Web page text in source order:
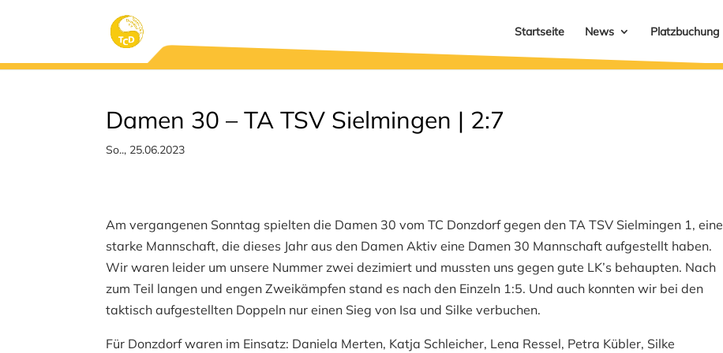
Startseite News Platzbuchung
Damen 30 – TA TSV Sielmingen | 2:7
So.., 25.06.2023
Am vergangenen Sonntag spielten die Damen 30 vom TC Donzdorf gegen den TA TSV Sielmingen 1, eine
starke Mannschaft, die dieses Jahr aus den Damen Aktiv eine Damen 30 Mannschaft aufgestellt haben.
Wir waren leider um unsere Nummer zwei dezimiert und mussten uns gegen gute LK’s behaupten. Nach
zum Teil langen und engen Zweikämpfen stand es nach den Einzeln 1:5. Und auch konnten wir bei den
taktisch aufgestellten Doppeln nur einen Sieg von Isa und Silke verbuchen.
Für Donzdorf waren im Einsatz: Daniela Merten, Katja Schleicher, Lena Ressel, Petra Kübler, Silke